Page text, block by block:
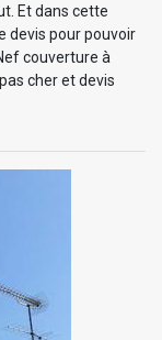
Et dans cette
devis pour pouvoir
couverture à
cher et devis